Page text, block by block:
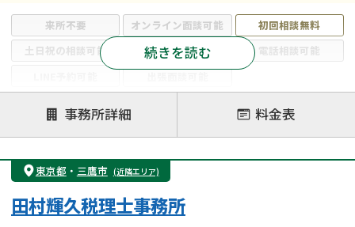
来所不要 オンライン面談可能
初回相談無料
土日祝の相談可能
19時以降電話可能
電話相談可能
注力案件
遺言書作成・遺言執行
相続放棄
相続登記
遺産分割
遺留分侵害額請求
相続税申告
相続手続き
銀行手続き
成年後見・任意後見
贈与税
続きを読む
事務所詳細 料金表
東京都 ・ 三鷹市 (近隣エリア)
田村輝久税理士事務所